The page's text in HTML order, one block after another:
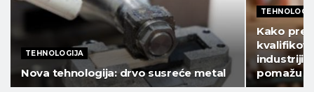
TEHNOLOGIJA
Nova tehnologija: drvo susreće metal
Kako
industriji?
pomažu